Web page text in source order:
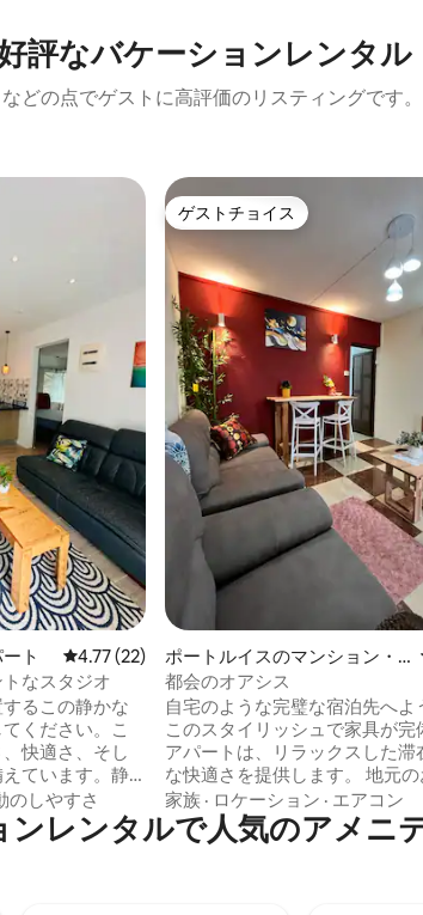
評なバケーションレンタル
どの点でゲストに高評価のリスティングです。
評価
ト レビュー22件、5つ星中4.77つ星の平均評価
4.77 (22)
なスタジオ
るこの静かな
ください。こ
快適さ、そし
ています。静
や一人旅の旅
みのある環境
の整ったキッ
のしやすさ
ゲストチョイス
ゲストチョイス
ポートルイスのマンション・
アパート
都会のオアシス
自宅のような完璧な宿泊先へよ
このスタイリッシュで家具が完
アパートは、リラックスした滞
な快適さを提供します。 地元のお店、レ
ストラン、交通機関の近くにあ
ネスでもレジャーでも必要な
に簡単にアクセスできます。 無料Wi-Fi、
家族 · ロケーション · エアコン
ンレンタルで人気のアメニ